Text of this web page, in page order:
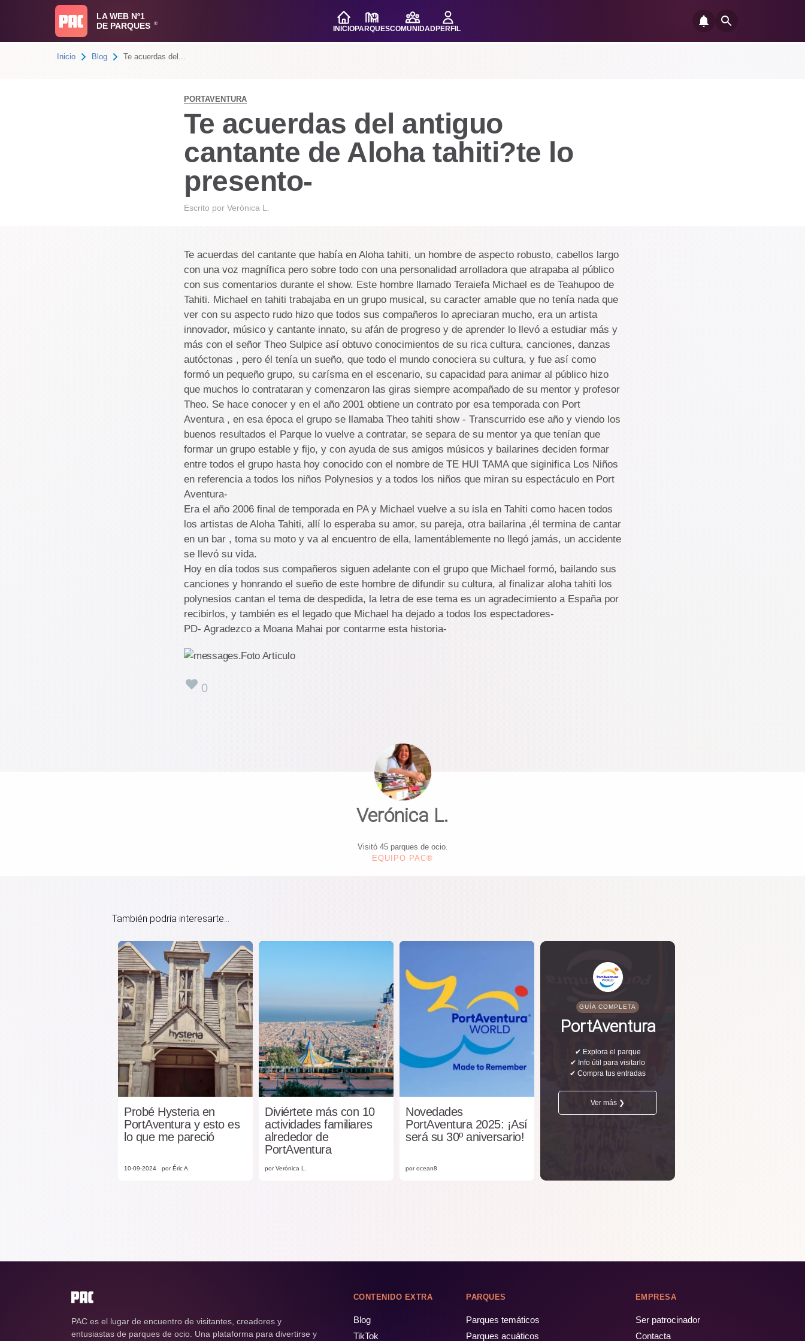
LA WEB Nº1
DE PARQUES
®
INICIOPARQUESCOMUNIDADPERFIL
Inicio Blog Te acuerdas del...
PORTAVENTURA
Te acuerdas del antiguo
cantante de Aloha tahiti?te lo
presento-
Escrito por Verónica L.
Te acuerdas del cantante que había en Aloha tahiti, un hombre de aspecto robusto, cabellos largo
con una voz magnífica pero sobre todo con una personalidad arrolladora que atrapaba al público
con sus comentarios durante el show. Este hombre llamado Teraiefa Michael es de Teahupoo de
Tahiti. Michael en tahiti trabajaba en un grupo musical, su caracter amable que no tenía nada que
ver con su aspecto rudo hizo que todos sus compañeros lo apreciaran mucho, era un artista
innovador, músico y cantante innato, su afán de progreso y de aprender lo llevó a estudiar más y
más con el señor Theo Sulpice así obtuvo conocimientos de su rica cultura, canciones, danzas
autóctonas , pero él tenía un sueño, que todo el mundo conociera su cultura, y fue así como
formó un pequeño grupo, su carísma en el escenario, su capacidad para animar al público hizo
que muchos lo contrataran y comenzaron las giras siempre acompañado de su mentor y profesor
Theo. Se hace conocer y en el año 2001 obtiene un contrato por esa temporada con Port
Aventura , en esa época el grupo se llamaba Theo tahiti show - Transcurrido ese año y viendo los
buenos resultados el Parque lo vuelve a contratar, se separa de su mentor ya que tenían que
formar un grupo estable y fijo, y con ayuda de sus amigos músicos y bailarines deciden formar
entre todos el grupo hasta hoy conocido con el nombre de TE HUI TAMA que siginifica Los Niños
en referencia a todos los niños Polynesios y a todos los niños que miran su espectáculo en Port
Aventura-
Era el año 2006 final de temporada en PA y Michael vuelve a su isla en Tahiti como hacen todos
los artistas de Aloha Tahiti, allí lo esperaba su amor, su pareja, otra bailarina ,él termina de cantar
en un bar , toma su moto y va al encuentro de ella, lamentáblemente no llegó jamás, un accidente
se llevó su vida.
Hoy en día todos sus compañeros siguen adelante con el grupo que Michael formó, bailando sus
canciones y honrando el sueño de este hombre de difundir su cultura, al finalizar aloha tahiti los
polynesios cantan el tema de despedida, la letra de ese tema es un agradecimiento a España por
recibirlos, y también es el legado que Michael ha dejado a todos los espectadores-
PD- Agradezco a Moana Mahai por contarme esta historia-
0
Verónica L.
Visitó 45 parques de ocio.
EQUIPO PAC®
También podría interesarte...
Probé Hysteria en
PortAventura y esto es
lo que me pareció
10-09-2024 por Éric A.
Diviértete más con 10
actividades familiares
alrededor de
PortAventura
por Verónica L.
Novedades
PortAventura 2025: ¡Así
será su 30º aniversario!
por ocean8
GUÍA COMPLETA
PortAventura
✔ Explora el parque
✔ Info útil para visitarlo
✔ Compra tus entradas
Ver más ❯
PAC es el lugar de encuentro de visitantes, creadores y
entusiastas de parques de ocio. Una plataforma para divertirse y
CONTENIDO EXTRA
Blog
TikTok
PARQUES
Parques temáticos
Parques acuáticos
EMPRESA
Ser patrocinador
Contacta